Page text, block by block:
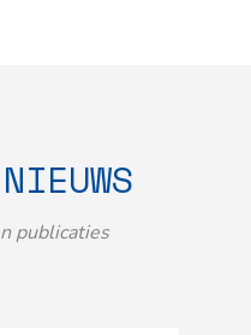
publicaties